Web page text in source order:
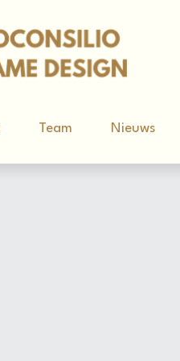
Team Nieuws
Team Nieuws